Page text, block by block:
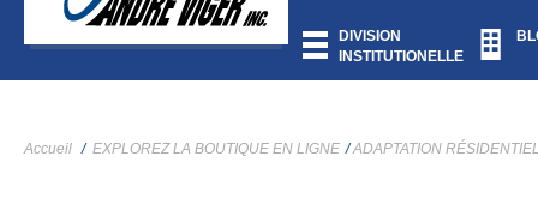
DIVISION
INSTITUTIONELLE
Accueil / EXPLOREZ LA BOUTIQUE EN LIGNE / ADAPTATION